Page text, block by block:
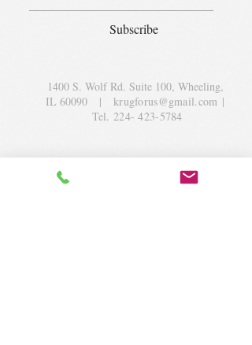
Subscribe
1400 S. Wolf Rd. Suite 100, Wheeling,
IL 60090 |krugforus@gmail.com |
Tel.224- 423-5784